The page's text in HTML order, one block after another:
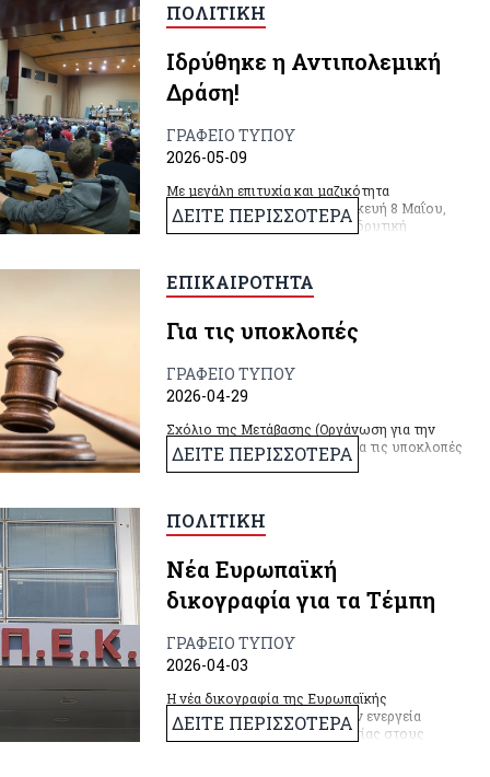
ΠΟΛΙΤΙΚΗ
Ιδρύθηκε η Αντιπολεμική
Δράση!
ΓΡΑΦΕΙΟ ΤΥΠΟΥ
2026-05-09
Με μεγάλη επιτυχία και μαζικότητα
πραγματοποιήθηκε την Παρασκευή 8 Μαΐου,
στο Πάντειο Πανεπιστήμιο η ιδρυτική
φιλία των λαών. Στη συνέλευση έδωσαν το
παρόν πάνω από 180 άνθρωποι, μετά το
αγωνιστριών, συνδικαλιστών, διανοουμένων
και καλλιτεχνών.
ΔΕΙΤΕ ΠΕΡΙΣΣΟΤΕΡΑ
ΕΠΙΚΑΙΡΟΤΗΤΑ
Για τις υποκλοπές
ΓΡΑΦΕΙΟ ΤΥΠΟΥ
2026-04-29
Σχόλιο της Μετάβασης (Οργάνωση για την
Κομμουνιστική Προοπτική) για τις υποκλοπές
ΔΕΙΤΕ ΠΕΡΙΣΣΟΤΕΡΑ
ΠΟΛΙΤΙΚΗ
Νέα Ευρωπαϊκή
δικογραφία για τα Τέμπη
ΓΡΑΦΕΙΟ ΤΥΠΟΥ
2026-04-03
Η νέα δικογραφία της Ευρωπαϊκής
Εισαγγελίας περιλαμβάνει 11 εν ενεργεία
βουλευτές της Νέας Δημοκρατίας στους
ΔΕΙΤΕ ΠΕΡΙΣΣΟΤΕΡΑ